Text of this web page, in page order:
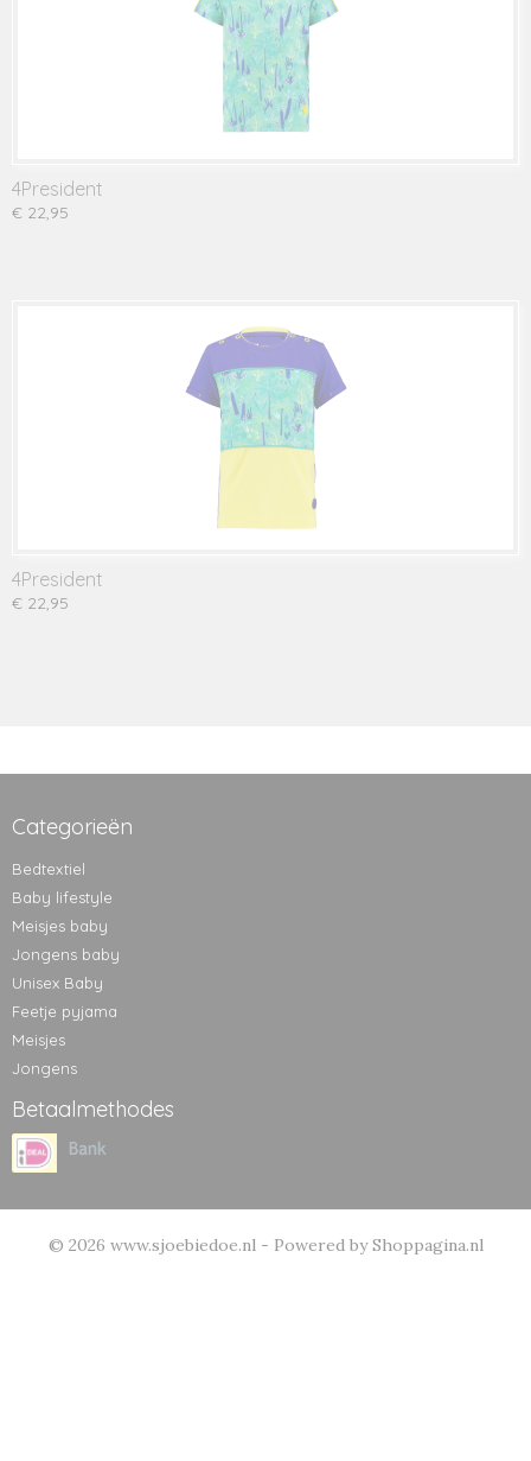
4President
€ 22,95
4President
€ 22,95
Categorieën
Bedtextiel
Baby lifestyle
Meisjes baby
Jongens baby
Unisex Baby
Feetje pyjama
Meisjes
Jongens
Betaalmethodes
© 2026 www.sjoebiedoe.nl - Powered by Shoppagina.nl